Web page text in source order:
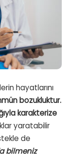
hayatlarını
bozukluktur.
karakterize
yaratabilir
de
bilmeniz